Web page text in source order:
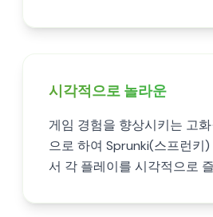
시각적으로 놀라운
게임 경험을 향상시키는 고
으로 하여 Sprunki(스프런키
서 각 플레이를 시각적으로